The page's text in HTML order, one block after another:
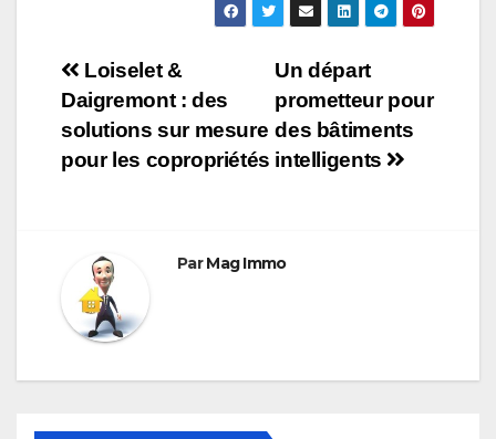
Navigation
de
l’article
Un départ
prometteur pour
des bâtiments
intelligents
Loiselet &
Daigremont : des
solutions sur mesure
pour les copropriétés
ParMag Immo